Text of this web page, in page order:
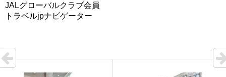
JALグローバルクラブ会員
トラベルjpナビゲーター